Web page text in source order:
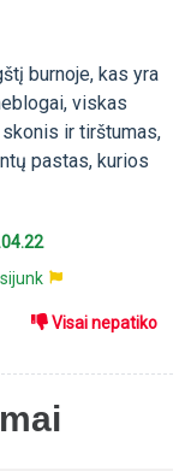
burnoje, kas yra
viskas
ir tirštumas,
pastas, kurios
Visai nepatiko